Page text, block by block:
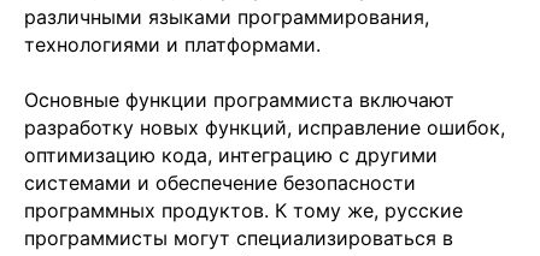
различными языками программирования,
технологиями и платформами.
Основные функции программиста включают
разработку новых функций, исправление ошибок,
оптимизацию кода, интеграцию с другими
системами и обеспечение безопасности
программных продуктов. К тому же, русские
программисты могут специализироваться в